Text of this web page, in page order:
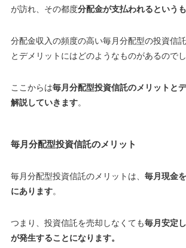
が訪れ、その都度分配金が支払われるという
分配金収入の頻度の高い毎月分配型の投資信
とデメリットにはどのようなものがあるので
ここからは毎月分配型投資信託のメリットと
解説していきます。
毎月分配型投資信託のメリット
毎月分配型投資信託のメリットは、 毎月現金
にあります。
つまり、投資信託を売却しなくても毎月安定
が発生することになります。